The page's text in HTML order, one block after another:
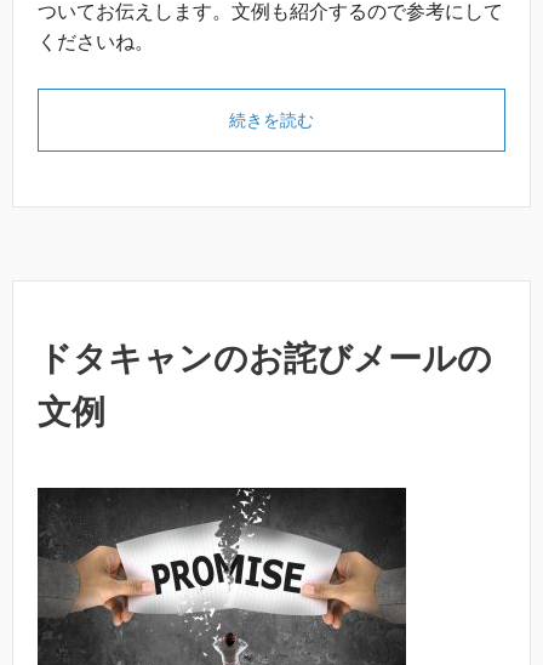
ついてお伝えします。文例も紹介するので参考にして
くださいね。
続きを読む
ドタキャンのお詫びメールの
文例